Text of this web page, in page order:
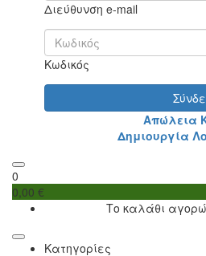
Διεύθυνση e-mail
Κωδικός
Απώλεια
Δημιουργία
0
0,00 €
Το καλάθι
Κατηγορίες